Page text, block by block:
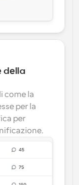
della
come la
per la
per